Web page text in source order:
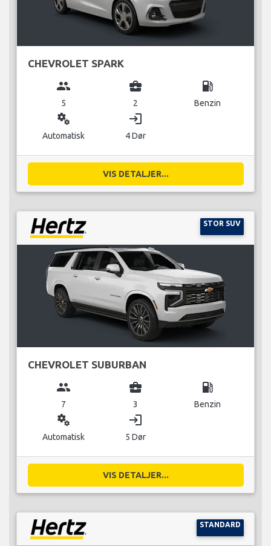
CHEVROLET SPARK
group
5
business_center
2
local_gas_station
Benzin
miscellaneous_services
Automatisk
login
4 Dør
VIS DETALJER...
STOR SUV
CHEVROLET SUBURBAN
group
7
business_center
3
local_gas_station
Benzin
miscellaneous_services
Automatisk
login
5 Dør
VIS DETALJER...
STANDARD